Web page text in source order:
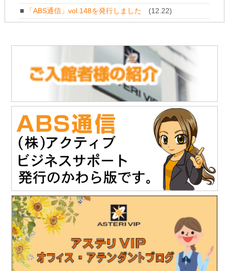
新製品 紫外線強度計・照度計『XP-3000』の販売を開始されま
した。
https://www.ind-blacklight.jp/topics/2504/
「株式会社NDTアドヴァンス」様のお知らせ
タブレット感覚でタッチ操作 & 業界最高レベルの探傷性能渦流ア
レイ探傷器『EddyViewⅡ』の販売を開始されました。
https://www.ndtadvance.com/info/info-eddy-view2.html
「株式会社テイコク」様のお知らせ
「建設技術フェア2025 in 中部」にご出展されます。
開催日時：12月4日（木）10時～17時
12月5日（金）10時～16時
会場：ポートメッセなごや 第3展示館（名古屋市国際展示場）
主催：建設技術フェアin中部運営委員会
詳細は建設技術フェア2025 in 中部HPをご覧ください。
https://www.kgf-chubu.com
https://www.teikoku-eng.co.jp
「株式会社NDTアドヴァンス」様のお知らせ
精密超音波厚さ計『PM5 Gen3』の販売を開始されました。
https://www.ndtadvance.com/info/info-pm5-gen3.html
2025.8.25
「株式会社テイコク」様のお知らせ
独立行政法人水資源機構木曽川上流ダム総合管理所から優良業務
表彰と優秀技術者表彰を授与されました。
https://www.teikoku-eng.co.jp/notice/10634/
■
「ABS通信」vol.148を発行しました (12.22)